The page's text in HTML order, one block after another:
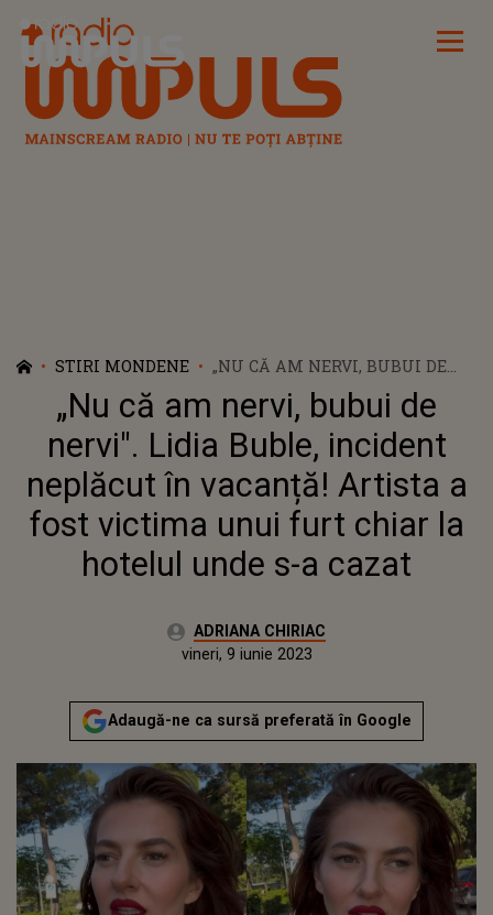
Radio Impuls
STIRI MONDENE
„NU CĂ AM NERVI, BUBUI DE
NERVI". LIDIA BUBLE, INCIDENT
NEPLĂCUT ÎN VACANȚĂ!
ARTISTA A FOST VICTIMA UNUI
FURT CHIAR LA HOTELUL UNDE
S-A CAZAT
„Nu că am nervi, bubui de
nervi". Lidia Buble, incident
neplăcut în vacanță! Artista a
fost victima unui furt chiar la
hotelul unde s-a cazat
Autor:ADRIANA CHIRIAC
Actualizat:
vineri, 9 iunie 2023
Adaugă-ne ca sursă preferată în Google